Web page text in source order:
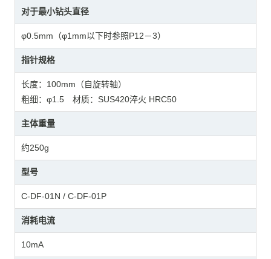
对于最小钻头直径
φ0.5mm（φ1mm以下时参照P12－3）
指针规格
长度：100mm（自旋转轴）
粗细：φ1.5 材质：SUS420淬火 HRC50
主体重量
约250g
型号
C-DF-01N / C-DF-01P
消耗电流
10mA